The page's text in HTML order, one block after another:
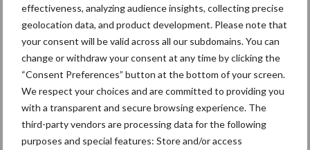
effectiveness, analyzing audience insights, collecting precise
geolocation data, and product development. Please note that
your consent will be valid across all our subdomains. You can
change or withdraw your consent at any time by clicking the
“Consent Preferences” button at the bottom of your screen.
We respect your choices and are committed to providing you
with a transparent and secure browsing experience. The
third-party vendors are processing data for the following
purposes and special features: Store and/or access
Meer lezen over:
Maak uw keuze